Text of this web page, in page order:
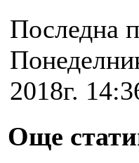
Последна
2018г.
Още